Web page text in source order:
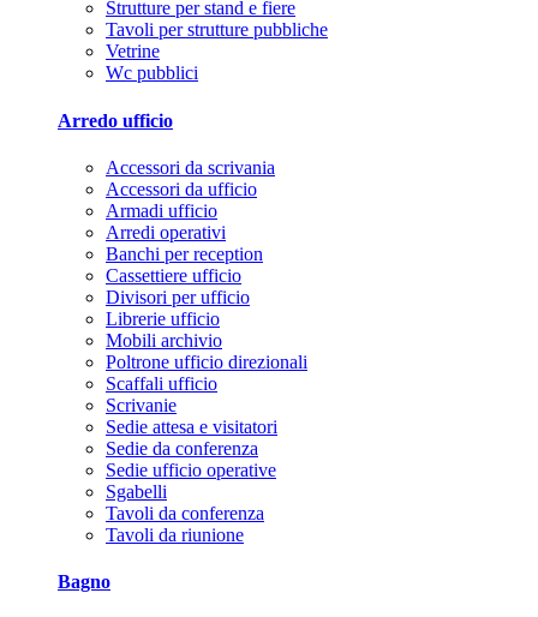
Strutture per stand e fiere
Tavoli per strutture pubbliche
Vetrine
Wc pubblici
Arredo ufficio
Accessori da scrivania
Accessori da ufficio
Armadi ufficio
Arredi operativi
Banchi per reception
Cassettiere ufficio
Divisori per ufficio
Librerie ufficio
Mobili archivio
Poltrone ufficio direzionali
Scaffali ufficio
Scrivanie
Sedie attesa e visitatori
Sedie da conferenza
Sedie ufficio operative
Sgabelli
Tavoli da conferenza
Tavoli da riunione
Bagno